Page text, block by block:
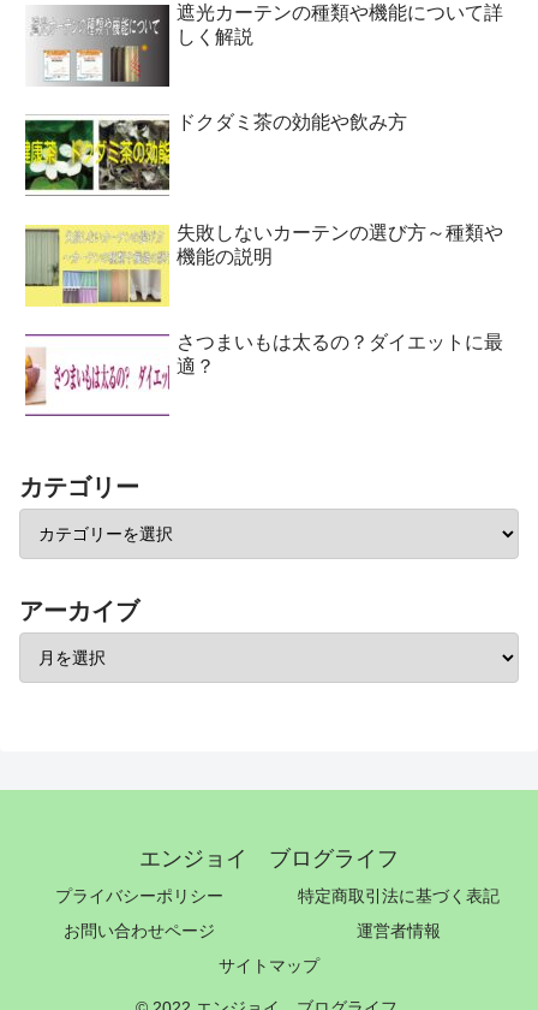
遮光カーテンの種類や機能について詳
しく解説
ドクダミ茶の効能や飲み方
失敗しないカーテンの選び方～種類や
機能の説明
さつまいもは太るの？ダイエットに最
適？
カテゴリー
アーカイブ
エンジョイ ブログライフ
プライバシーポリシー
特定商取引法に基づく表記
お問い合わせページ
運営者情報
サイトマップ